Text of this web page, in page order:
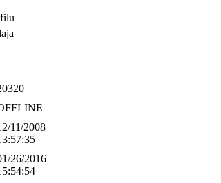
11/2008
26/2016